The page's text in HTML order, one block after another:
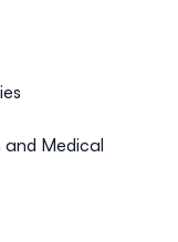
and Medical